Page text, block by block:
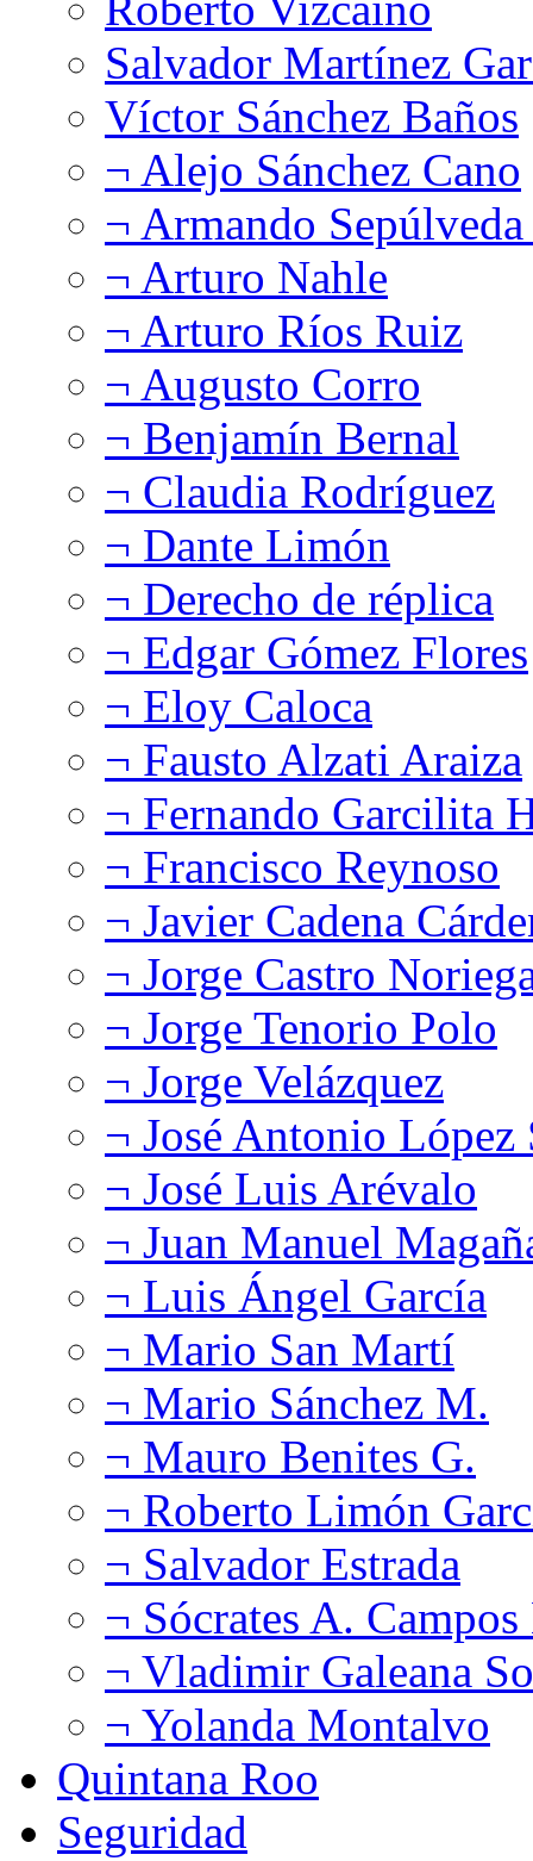
Salvador Martínez
Víctor Sánchez Baños
¬ Alejo Sánchez Cano
¬ Armando
¬ Arturo Nahle
¬ Arturo Ríos Ruiz
¬ Augusto Corro
¬ Benjamín Bernal
¬ Claudia Rodríguez
¬ Dante Limón
¬ Derecho de réplica
¬ Edgar Gómez Flores
¬ Eloy Caloca
¬ Fausto Alzati Araiza
¬ Fernando Garcilita
¬ Francisco Reynoso
¬ Javier Cadena
¬ Jorge Castro
¬ Jorge Tenorio Polo
¬ Jorge Velázquez
¬ José Antonio López
¬ José Luis Arévalo
¬ Juan Manuel
¬ Luis Ángel García
¬ Mario San Martí
¬ Mario Sánchez M.
¬ Mauro Benites G.
¬ Roberto Limón
¬ Salvador Estrada
¬ Sócrates A.
¬ Vladimir Galeana
¬ Yolanda Montalvo
Quintana Roo
Seguridad